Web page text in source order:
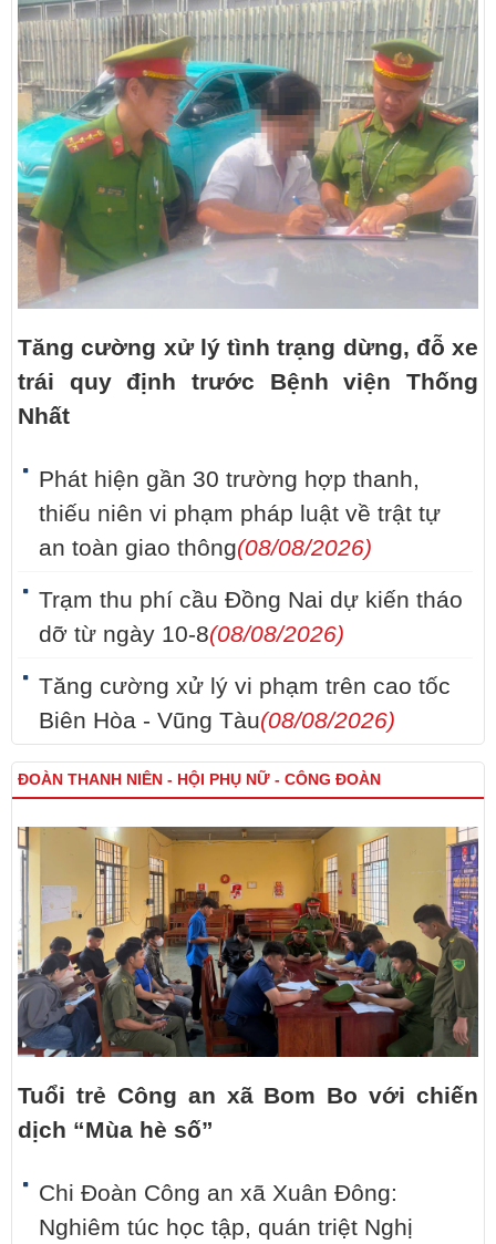
Tăng cường xử lý tình trạng dừng, đỗ xe
trái quy định trước Bệnh viện Thống
Nhất
Phát hiện gần 30 trường hợp thanh,
thiếu niên vi phạm pháp luật về trật tự
an toàn giao thông(08/08/2026)
Trạm thu phí cầu Đồng Nai dự kiến tháo
dỡ từ ngày 10-8(08/08/2026)
Tăng cường xử lý vi phạm trên cao tốc
Biên Hòa - Vũng Tàu(08/08/2026)
ĐOÀN THANH NIÊN - HỘI PHỤ NỮ - CÔNG ĐOÀN
Tuổi trẻ Công an xã Bom Bo với chiến
dịch “Mùa hè số”
Chi Đoàn Công an xã Xuân Đông:
Nghiêm túc học tập, quán triệt Nghị